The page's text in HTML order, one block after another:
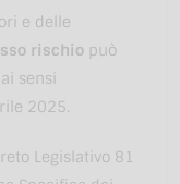
e delle
rischio può
sensi
2025.
Legislativo 81